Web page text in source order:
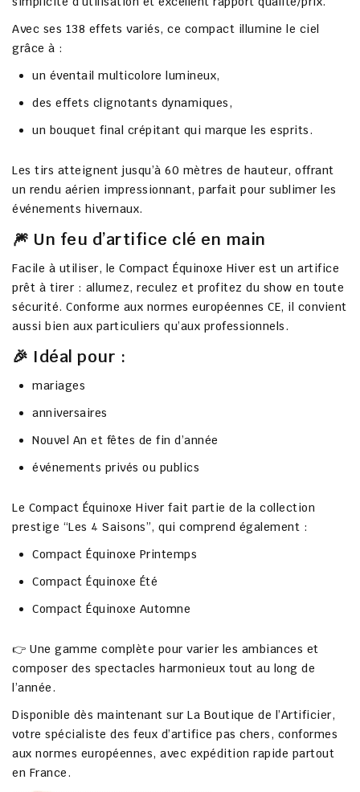
Avec ses 138 effets variés, ce compact illumine le ciel
grâce à :
un éventail multicolore lumineux,
des effets clignotants dynamiques,
un bouquet final crépitant qui marque les esprits.
Les tirs atteignent jusqu’à 60 mètres de hauteur, offrant
un rendu aérien impressionnant, parfait pour sublimer les
événements hivernaux.
🎆 Un feu d’artifice clé en main
Facile à utiliser, le Compact Équinoxe Hiver est un artifice
prêt à tirer : allumez, reculez et profitez du show en toute
sécurité. Conforme aux normes européennes CE, il convient
aussi bien aux particuliers qu’aux professionnels.
🎉 Idéal pour :
mariages
anniversaires
Nouvel An et fêtes de fin d’année
événements privés ou publics
Le Compact Équinoxe Hiver fait partie de la collection
prestige “Les 4 Saisons”, qui comprend également :
Compact Équinoxe Printemps
Compact Équinoxe Été
Compact Équinoxe Automne
👉 Une gamme complète pour varier les ambiances et
composer des spectacles harmonieux tout au long de
l’année.
Disponible dès maintenant sur La Boutique de l’Artificier,
votre spécialiste des feux d’artifice pas chers, conformes
aux normes européennes, avec expédition rapide partout
en France.